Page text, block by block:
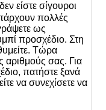
είστε σίγουροι
πολλές
ως
προσχέδιο. Στη
Τώρα
αριθμούς σας. Για
πατήστε ξανά
να συνεχίσετε να